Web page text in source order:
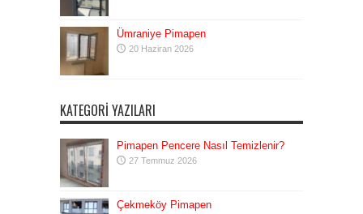
Ümraniye Pimapen
20 Haziran 2026
KATEGORI YAZILARI
Pimapen Pencere Nasıl Temizlenir?
27 Temmuz 2026
Çekmeköy Pimapen